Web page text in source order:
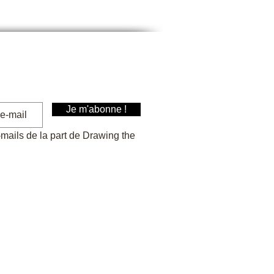
Je m'abonne !
de la part de Drawing the